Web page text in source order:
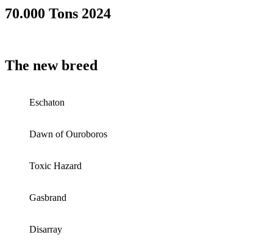
70.000 Tons 2024
The new breed
Eschaton
Dawn of Ouroboros
Toxic Hazard
Gasbrand
Disarray